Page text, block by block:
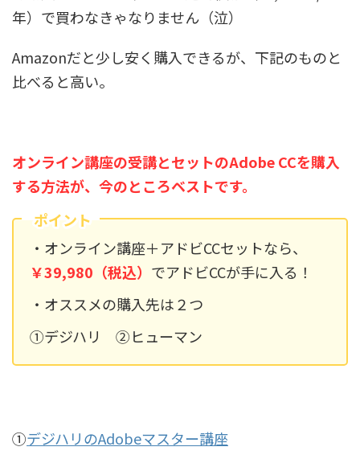
年）で買わなきゃなりません（泣）
Amazonだと少し安く購入できるが、下記のものと
比べると高い。
オンライン講座の受講とセットのAdobe CCを購入
する方法が、今のところベストです。
ポイント
・オンライン講座＋アドビCCセットなら、
￥39,980（税込） でアドビCCが手に入る！
・オススメの購入先は２つ
①デジハリ ②ヒューマン
①デジハリのAdobeマスター講座